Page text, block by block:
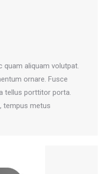
quam aliquam volutpat.
ornare. Fusce
tellus porttitor porta.
tempus metus